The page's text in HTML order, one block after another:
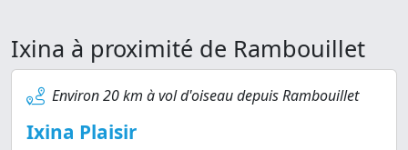
Ixina à proximité de Rambouillet
Environ 20 km à vol d'oiseau depuis Rambouillet
Ixina Plaisir